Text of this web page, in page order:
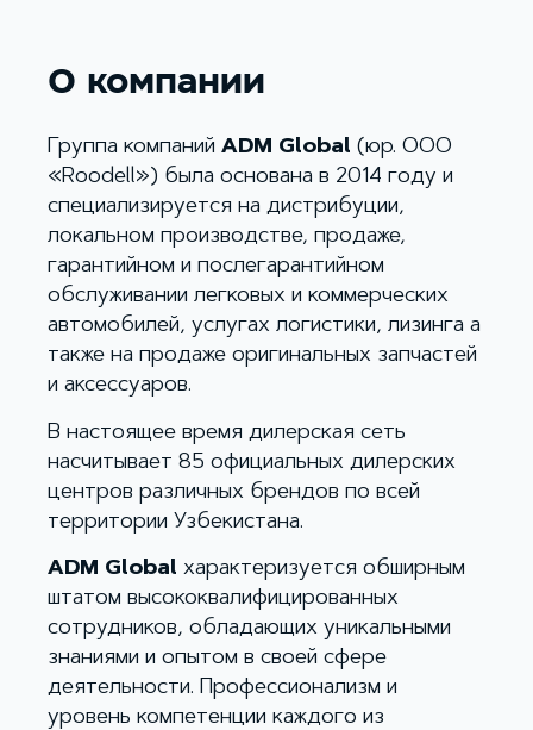
О компании
Группа компаний ADM Global (юр. ООО
«Roodell») была основана в 2014 году и
специализируется на дистрибуции,
локальном производстве, продаже,
гарантийном и послегарантийном
обслуживании легковых и коммерческих
автомобилей, услугах логистики, лизинга а
также на продаже оригинальных запчастей
и аксессуаров.
В настоящее время дилерская сеть
насчитывает 85 официальных дилерских
центров различных брендов по всей
территории Узбекистана.
ADM Global характеризуется обширным
штатом высококвалифицированных
сотрудников, обладающих уникальными
знаниями и опытом в своей сфере
деятельности. Профессионализм и
уровень компетенции каждого из